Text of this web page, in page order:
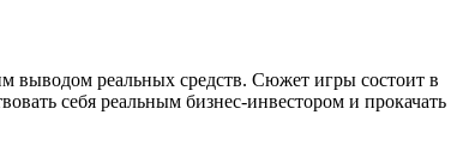
выводом реальных средств. Сюжет игры состоит в
себя реальным бизнес-инвестором и прокачать